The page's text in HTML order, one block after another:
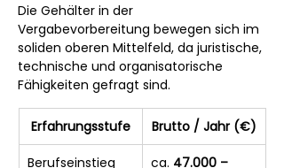
Die Gehälter in der
Vergabevorbereitung bewegen sich im
soliden oberen Mittelfeld, da juristische,
technische und organisatorische
Fähigkeiten gefragt sind.
Erfahrungsstufe Brutto / Jahr (€)
Berufseinstieg ca. 47.000 –